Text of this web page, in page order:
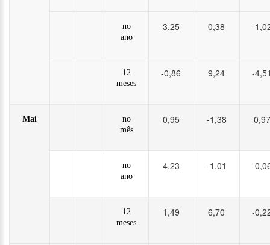
no
ano
3,25 0,38 -
12
meses
-0,86 9,24 -
Mai
no
mês
0,95 -1,38 0,97
no
ano
4,23 -1,01 -
12
meses
1,49 6,70 -